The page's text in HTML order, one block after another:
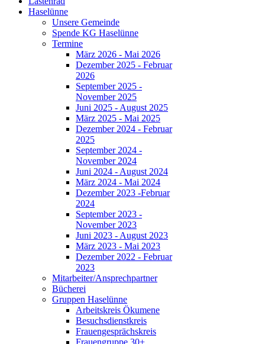
Haselünne
Unsere Gemeinde
Spende KG Haselünne
Termine
März 2026 - Mai 2026
Dezember 2025 - Februar
2026
September 2025 -
November 2025
Juni 2025 - August 2025
März 2025 - Mai 2025
Dezember 2024 - Februar
2025
September 2024 -
November 2024
Juni 2024 - August 2024
März 2024 - Mai 2024
Dezember 2023 -Februar
2024
September 2023 -
November 2023
Juni 2023 - August 2023
März 2023 - Mai 2023
Dezember 2022 - Februar
2023
Mitarbeiter/Ansprechpartner
Bücherei
Gruppen Haselünne
Arbeitskreis Ökumene
Besuchsdienstkreis
Frauengesprächskreis
Frauengruppe 30+